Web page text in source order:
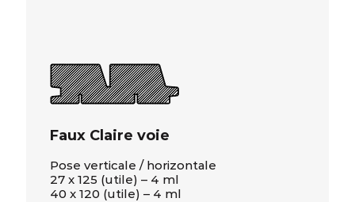
Faux Claire voie
Pose verticale / horizontale
27 x 125 (utile) – 4 ml
40 x 120 (utile) – 4 ml